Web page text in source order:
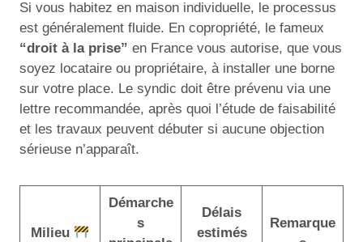
Si vous habitez en maison individuelle, le processus
est généralement fluide. En copropriété, le fameux
“droit à la prise” en France vous autorise, que vous
soyez locataire ou propriétaire, à installer une borne
sur votre place. Le syndic doit être prévenu via une
lettre recommandée, après quoi l’étude de faisabilité
et les travaux peuvent débuter si aucune objection
sérieuse n’apparaît.
Milieu
Démarche
s
Délais
estimés
Remarque